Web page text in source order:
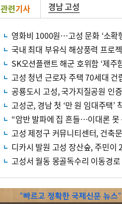
관련기사 경남 고성
영화비 1000원…고성 문화 ‘소확
국내 최대 부유식 해상풍력 프로
SK오션플랜트 해군 호위함 ‘제주
고성 청년 근로자 주택 70세대 건
공룡도시 고성, 국가지질공원 인
고성군, 경남 첫 ‘만 원 임대주택’
“암반 발파에 집 흔들…이대론 못
고성 제정구 커뮤니티센터, 건축
디카시 발원 고성 장산숲, 주민이
고성서 월동 몽골독수리 이동경